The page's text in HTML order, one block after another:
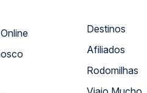
Atendimento Online
Destinos
Afiliados
Rodomilhas